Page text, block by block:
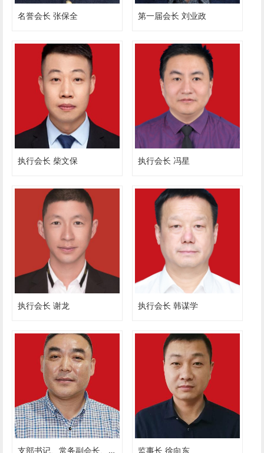
名誉会长 张保全 第一届会长 刘业政
执行会长 柴文保 执行会长 冯星
执行会长 谢龙 执行会长 韩谋学
支部书记、常务副会长、秘书长 许承业 监事长 徐向东